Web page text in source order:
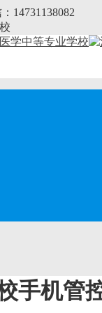
14731138082
手机管